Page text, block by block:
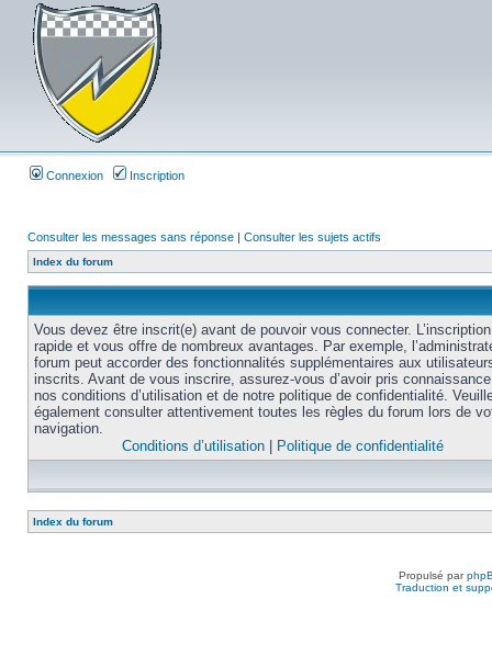
Connexion Inscription
Consulter les messages sans réponse | Consulter les sujets actifs
Index du forum
Vous devez être inscrit(e) avant de pouvoir vous connecter.
rapide et vous offre de nombreux avantages. Par exemple,
forum peut accorder des fonctionnalités supplémentaires aux
inscrits. Avant de vous inscrire, assurez-vous d’avoir pris
nos conditions d’utilisation et de notre politique de confidentialité.
également consulter attentivement toutes les règles du forum lors de
navigation.
Conditions d’utilisation
Politique de confidentialité
Index du forum
Propulsé par
Traduction et